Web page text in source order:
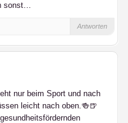
sonst…
Antworten
nur beim Sport und nach
leicht nach oben.🍻🍺